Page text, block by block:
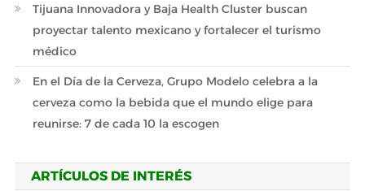
Tijuana Innovadora y Baja Health Cluster buscan
proyectar talento mexicano y fortalecer el turismo
médico
En el Día de la Cerveza, Grupo Modelo celebra a la
cerveza como la bebida que el mundo elige para
reunirse: 7 de cada 10 la escogen
ARTÍCULOS DE INTERÉS